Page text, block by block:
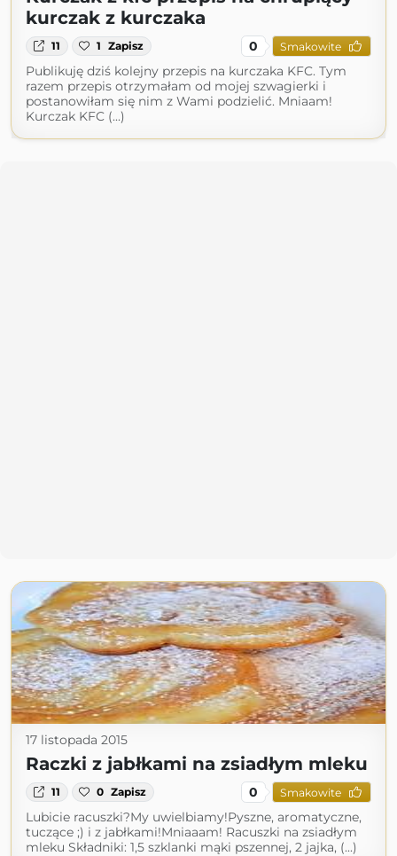
kurczak z kurczaka
11 1 Zapisz 0 Smakowite
Publikuję dziś kolejny przepis na kurczaka KFC. Tym
razem przepis otrzymałam od mojej szwagierki i
postanowiłam się nim z Wami podzielić. Mniaam!
Kurczak KFC (...)
17 listopada 2015
Raczki z jabłkami na zsiadłym mleku
11 0 Zapisz 0 Smakowite
Lubicie racuszki?My uwielbiamy!Pyszne, aromatyczne,
tuczące ;) i z jabłkami!Mniaaam! Racuszki na zsiadłym
mleku Składniki: 1,5 szklanki mąki pszennej, 2 jajka, (...)